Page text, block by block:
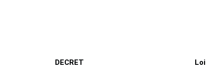
DECRET Loi